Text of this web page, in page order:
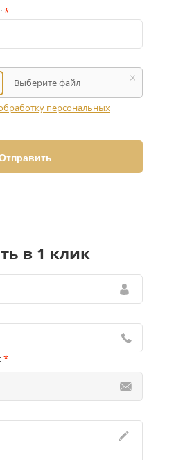
*
Выберите файл
персональных
в 1 клик
*